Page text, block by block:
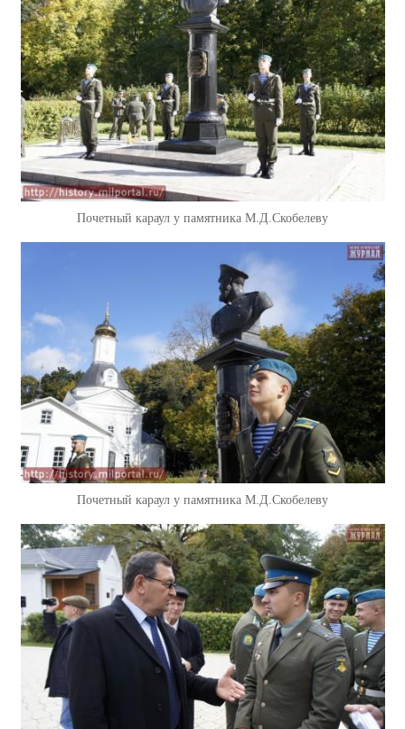
Почетный караул у памятника М.Д.Скобелеву
Почетный караул у памятника М.Д.Скобелеву